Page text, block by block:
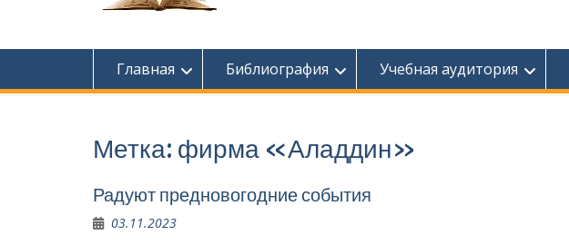
Главная Библиография Учебная аудитория
Метка: фирма «Аладдин»
Радуют предновогодние события
03.11.2023